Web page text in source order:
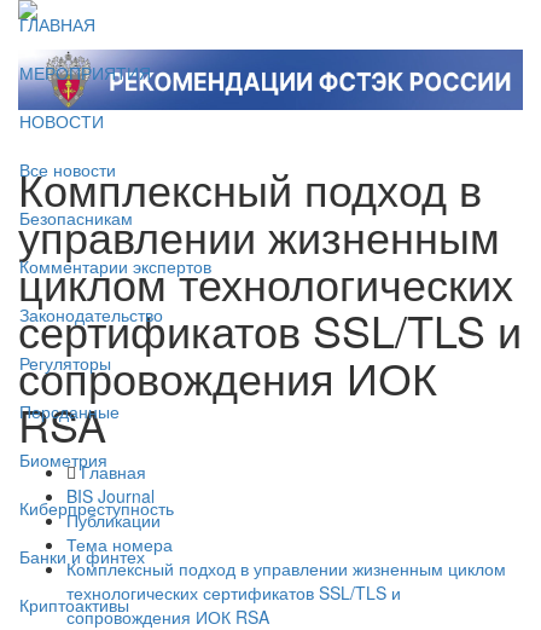
ГЛАВНАЯ
МЕРОПРИЯТИЯ
НОВОСТИ
Все новости
Безопасникам
Комментарии экспертов
Законодательство
Регуляторы
Персданные
Биометрия
Киберпреступность
Банки и финтех
Криптоактивы
Комплексный подход в
управлении жизненным
циклом технологических
сертификатов SSL/TLS и
сопровождения ИОК
RSA
Главная
BIS Journal
Публикации
Тема номера
Комплексный подход в управлении жизненным циклом
технологических сертификатов SSL/TLS и
сопровождения ИОК RSA